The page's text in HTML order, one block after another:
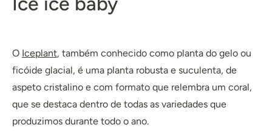
O Iceplant, também conhecido como planta do gelo ou
ficóide glacial, é uma planta robusta e suculenta, de
aspeto cristalino e com formato que relembra um coral,
que se destaca dentro de todas as variedades que
produzimos durante todo o ano.